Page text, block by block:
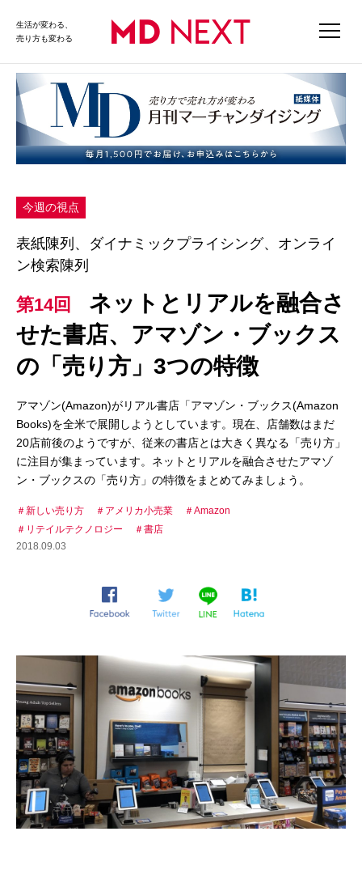
生活が変わる、
売り方も変わる
今週の視点
表紙陳列、ダイナミックプライシング、オンライ
ン検索陳列
第14回
ネットとリアルを融合さ
せた書店、アマゾン・ブックス
の「売り方」3つの特徴
アマゾン(Amazon)がリアル書店「アマゾン・ブックス(Amazon
Books)を全米で展開しようとしています。現在、店舗数はまだ
20店前後のようですが、従来の書店とは大きく異なる「売り方」
に注目が集まっています。ネットとリアルを融合させたアマゾ
ン・ブックスの「売り方」の特徴をまとめてみましょう。
新しい売り方 アメリカ小売業
Amazon
リテイルテクノロジー
書店
2018.09.03